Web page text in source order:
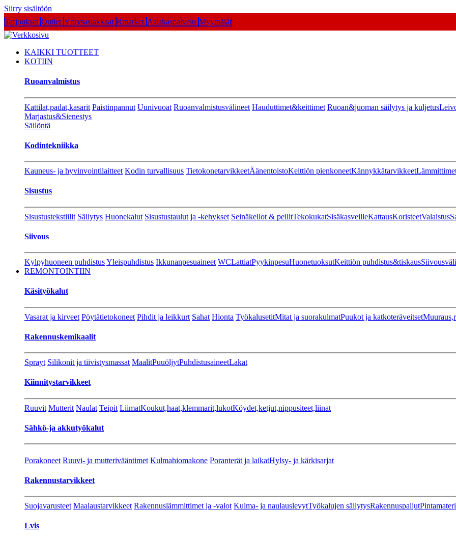
Siirry sisältöön
Tarjoukset Outlet Yritysasiakkaat Rmarket Asiakaspalvelu Myymälät
KAIKKI TUOTTEET
KOTIIN
Ruoanvalmistus
Kattilat,padat,kasarit Paistinpannut Uunivuoat Ruoanvalmistusvälineet Hauduttimet&keittimet Ruoan&juoman säilytys ja kuljetus
Marjastus&Sienestys
Säilöntä
Kodintekniikka
Kauneus- ja hyvinvointilaitteet Kodin turvallisuus TietokonetarvikkeetÄänentoistoKeittiön pienkoneetKännykkätarvikkeet
Sisustus
Sisustustekstiilit Säilytys Huonekalut Sisustustaulut ja -kehykset Seinäkellot & peilitTekokukatSisäkasveilleKattausKoristeetValaistus
Siivous
Kylpyhuoneen puhdistusYleispuhdistus Ikkunanpesuaineet WCLattiatPyykinpesuHuonetuoksutKeittiön puhdistus&tiskaus
REMONTOINTIIN
Käsityökalut
Vasarat ja kirveet Pöytätietokoneet Pihdit ja leikkurt Sahat Hionta TyökalusetitMitat ja suorakulmatPuukot ja katkoteräveitset
Rakennuskemikaalit
Sprayt Silikonit ja tiivistysmassat MaalitPuuöljytPuhdistusaineetLakat
Kiinnitystarvikkeet
Ruuvit Mutterit Naulat Teipit LiimatKoukut,haat,klemmarit,lukotKöydet,ketjut,nippusiteet,liinat
Sähkö-ja akkutyökalut
Porakoneet Ruuvi- ja mutterivääntimet Kulmahiomakone Poranterät ja laikatHylsy- ja kärkisarjat
Rakennustarvikkeet
Suojavarusteet Maalaustarvikkeet Rakennuslämmittimet ja -valot Kulma- ja naulauslevytTyökalujen säilytysRakennuspaljut
Lvis